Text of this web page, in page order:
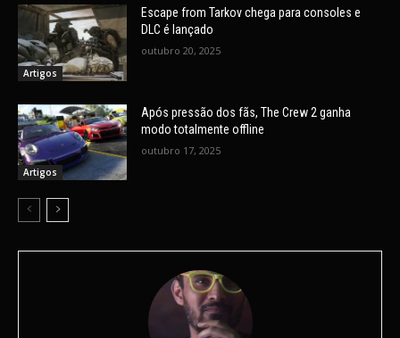
Artigos
Escape from Tarkov chega para consoles e
DLC é lançado
outubro 20, 2025
Artigos
Após pressão dos fãs, The Crew 2 ganha
modo totalmente offline
outubro 17, 2025